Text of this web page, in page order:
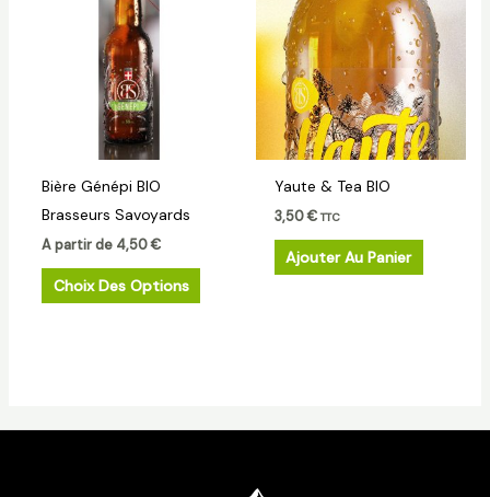
Bière Génépi BIO
Brasseurs Savoyards
A partir de 4,50€
Choix Des Options
plusieurs
variations.
peuvent
la
page
Yaute & Tea BIO
3,50€ TTC
Ajouter Au Panier